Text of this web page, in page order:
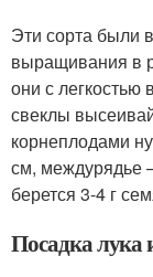
Эти сорта были
выращивания в
они с
свеклы
корнеплодами
см, междурядье
берется 3-4 г
Посадка лука